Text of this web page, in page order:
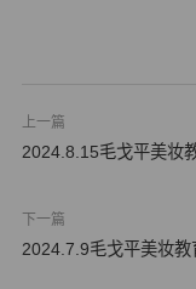
上一篇
2024.8.15毛戈平美妆
下一篇
2024.7.9毛戈平美妆教